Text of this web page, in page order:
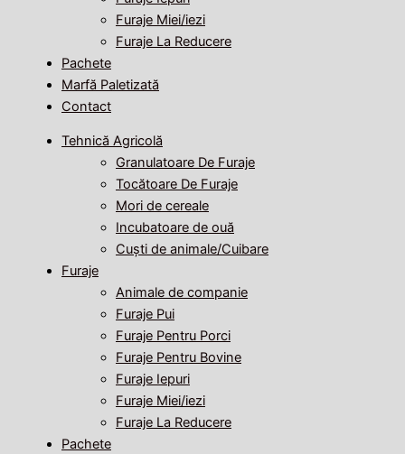
Furaje Miei/iezi
Furaje La Reducere
Pachete
Marfă Paletizată
Contact
Tehnică Agricolă
Granulatoare De Furaje
Tocătoare De Furaje
Mori de cereale
Incubatoare de ouă
Cuști de animale/Cuibare
Furaje
Animale de companie
Furaje Pui
Furaje Pentru Porci
Furaje Pentru Bovine
Furaje Iepuri
Furaje Miei/iezi
Furaje La Reducere
Pachete